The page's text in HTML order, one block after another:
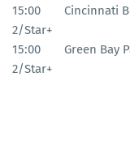
15:00
Cincinnati
2/Star+
15:00
Green Bay
2/Star+